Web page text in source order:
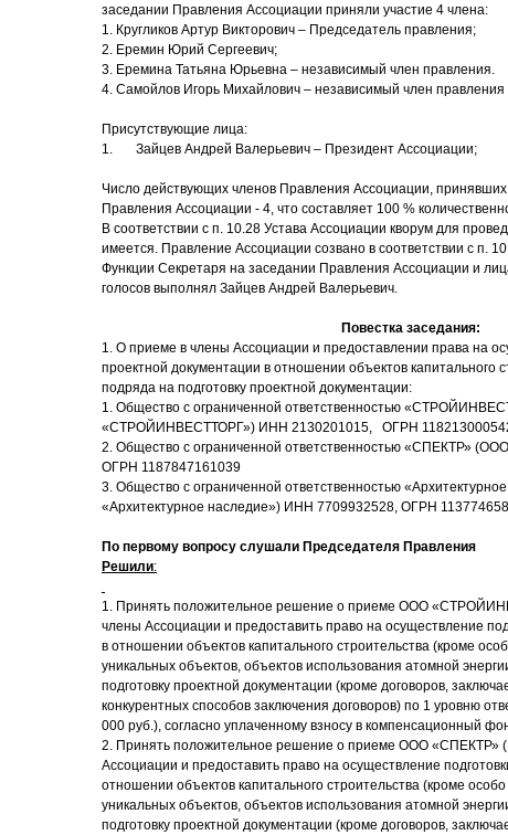
заседании Правления Ассоциации приняли участие 4 члена:
1. Кругликов Артур Викторович – Председатель правления;
2. Еремин Юрий Сергеевич;
3. Еремина Татьяна Юрьевна – независимый член правления.
4. Самойлов Игорь Михайлович – независимый член правления
Присутствующие лица:
1. Зайцев Андрей Валерьевич – Президент Ассоциации;
Число действующих членов Правления Ассоциации, принявших
Правления Ассоциации - 4, что составляет 100 %
В соответствии с п. 10.28 Устава Ассоциации кворум для
имеется. Правление Ассоциации созвано в соответствии с п.
Функции Секретаря на заседании Правления Ассоциации и
голосов выполнял Зайцев Андрей Валерьевич.
Повестка заседания:
1. О приеме в члены Ассоциации и предоставлении права на
проектной документации в отношении объектов капитального
подряда на подготовку проектной документации:
1. Общество с ограниченной ответственностью
«СТРОЙИНВЕСТТОРГ») ИНН 2130201015, ОГРН
2. Общество с ограниченной ответственностью «СПЕКТР»
ОГРН 1187847161039
3. Общество с ограниченной ответственностью
«Архитектурное наследие») ИНН 7709932528, ОГРН
По первому вопросу слушали Председателя Правления
Решили:
1. Принять положительное решение о приеме ООО
члены Ассоциации и предоставить право на осуществление
в отношении объектов капитального строительства (кроме
уникальных объектов, объектов использования атомной
подготовку проектной документации (кроме договоров,
конкурентных способов заключения договоров) по 1 уровню
000 руб.), согласно уплаченному взносу в компенсационный
2. Принять положительное решение о приеме ООО «СПЕКТР»
Ассоциации и предоставить право на осуществление
отношении объектов капитального строительства (кроме
уникальных объектов, объектов использования атомной
подготовку проектной документации (кроме договоров,